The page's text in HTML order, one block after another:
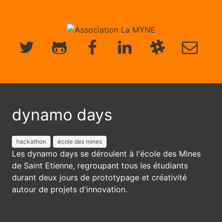
dynamo days
hackathon école des mines
Les dynamo days se déroulent à l'école des Mines
de Saint Etienne, regroupant tous les étudiants
durant deux jours de prototypage et créativité
autour de projets d'innovation.